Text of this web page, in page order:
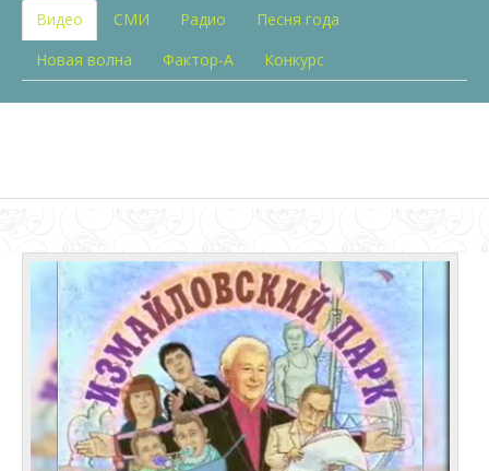
Видео СМИ Радио
Песня года
Новая волна
Фактор-А Конкурс